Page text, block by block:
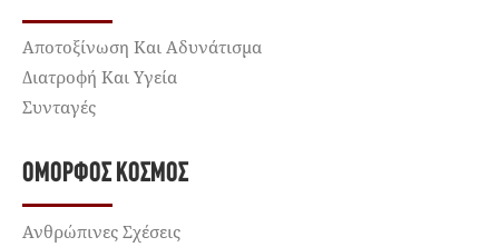
Αποτοξίνωση Και Αδυνάτισμα
Διατροφή Και Υγεία
Συνταγές
ΌΜΟΡΦΟΣ ΚΌΣΜΟΣ
Ανθρώπινες Σχέσεις